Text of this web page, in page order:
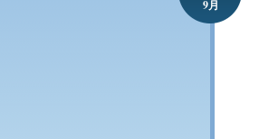
9月